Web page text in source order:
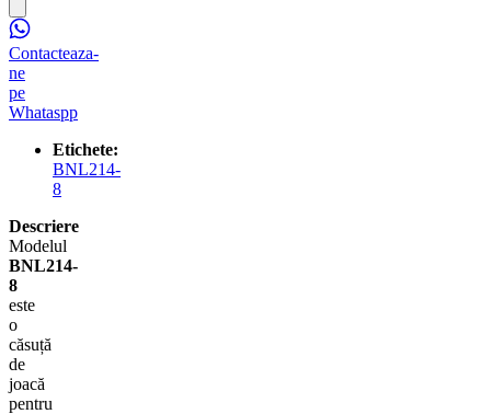
Contacteaza-
ne
pe
Whataspp
Etichete:
BNL214-
8
Descriere
Modelul
BNL214-
8
este
o
căsuță
de
joacă
pentru